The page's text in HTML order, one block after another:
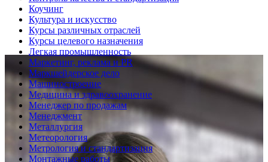
Коучинг
Культура и искусство
Курсы различных отраслей
Курсы целевого назначения
Легкая промышленность
Маркетинг, реклама и PR
Маркшейдерское дело
Машиностроение
Медицина и здравоохранение
Менеджер по продажам
Менеджмент
Металлургия
Метеорология
Метрология и стандартизация
Монтажные работы